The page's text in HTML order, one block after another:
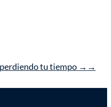
tu tiempo
→